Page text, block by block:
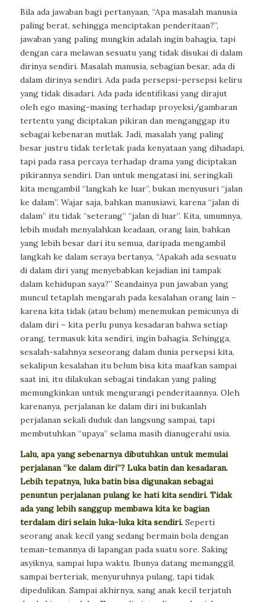
Bila ada jawaban bagi pertanyaan, “Apa masalah manusia
paling berat, sehingga menciptakan penderitaan?”,
jawaban yang paling mungkin adalah ingin bahagia, tapi
dengan cara melawan sesuatu yang tidak disukai di dalam
dirinya sendiri. Masalah manusia, sebagian besar, ada di
dalam dirinya sendiri. Ada pada persepsi-persepsi keliru
yang tidak disadari. Ada pada identifikasi yang dirajut
oleh ego masing-masing terhadap proyeksi/gambaran
tertentu yang diciptakan pikiran dan menganggap itu
sebagai kebenaran mutlak. Jadi, masalah yang paling
besar justru tidak terletak pada kenyataan yang dihadapi,
tapi pada rasa percaya terhadap drama yang diciptakan
pikirannya sendiri. Dan untuk mengatasi ini, seringkali
kita mengambil “langkah ke luar”, bukan menyusuri “jalan
ke dalam”. Wajar saja, bahkan manusiawi, karena “jalan di
dalam” itu tidak “seterang” “jalan di luar”. Kita, umumnya,
lebih mudah menyalahkan keadaan, orang lain, bahkan
yang lebih besar dari itu semua, daripada mengambil
langkah ke dalam seraya bertanya, “Apakah ada sesuatu
di dalam diri yang menyebabkan kejadian ini tampak
dalam kehidupan saya?” Seandainya pun jawaban yang
muncul tetaplah mengarah pada kesalahan orang lain –
karena kita tidak (atau belum) menemukan pemicunya di
dalam diri – kita perlu punya kesadaran bahwa setiap
orang, termasuk kita sendiri, ingin bahagia. Sehingga,
sesalah-salahnya seseorang dalam dunia persepsi kita,
sekalipun kesalahan itu belum bisa kita maafkan sampai
saat ini, itu dilakukan sebagai tindakan yang paling
memungkinkan untuk mengurangi penderitaannya. Oleh
karenanya, perjalanan ke dalam diri ini bukanlah
perjalanan sekali duduk dan langsung sampai, tapi
membutuhkan “upaya” selama masih dianugerahi usia.
Lalu, apa yang sebenarnya dibutuhkan untuk memulai
perjalanan “ke dalam diri”? Luka batin dan kesadaran.
Lebih tepatnya, luka batin bisa digunakan sebagai
penuntun perjalanan pulang ke hati kita sendiri. Tidak
ada yang lebih sanggup membawa kita ke bagian
terdalam diri selain luka-luka kita sendiri.Seperti
seorang anak kecil yang sedang bermain bola dengan
teman-temannya di lapangan pada suatu sore. Saking
asyiknya, sampai lupa waktu. Ibunya datang memanggil,
sampai berteriak, menyuruhnya pulang, tapi tidak
dipedulikan. Sampai akhirnya, sang anak kecil terjatuh